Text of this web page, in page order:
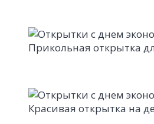
Прикольная открытка
Красивая открытка на